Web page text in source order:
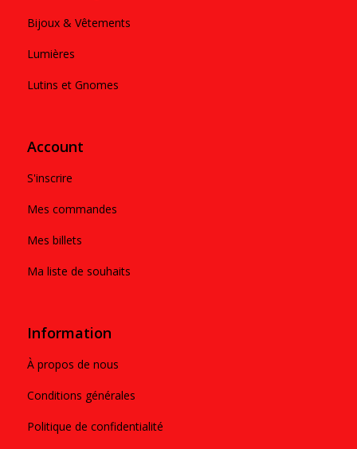
Bijoux & Vêtements
Lumières
Lutins et Gnomes
Account
S'inscrire
Mes commandes
Mes billets
Ma liste de souhaits
Information
À propos de nous
Conditions générales
Politique de confidentialité